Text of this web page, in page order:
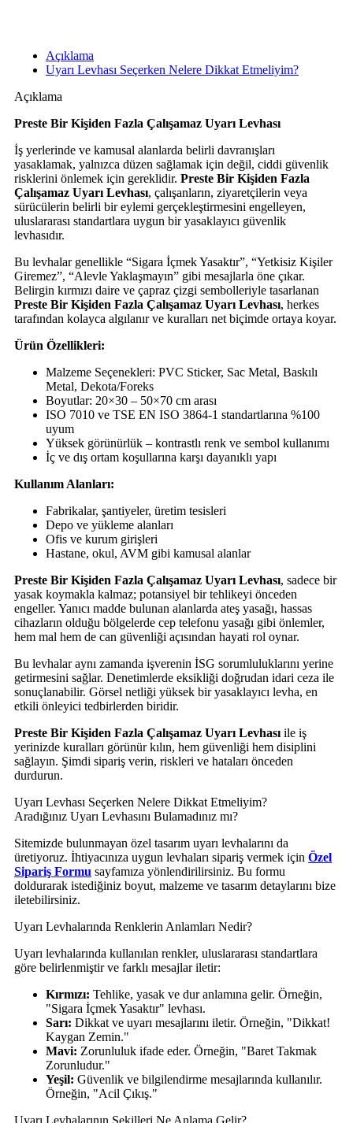
Açıklama
Uyarı Levhası Seçerken Nelere Dikkat Etmeliyim?
Açıklama
Preste Bir Kişiden Fazla Çalışamaz Uyarı Levhası
İş yerlerinde ve kamusal alanlarda belirli davranışları
yasaklamak, yalnızca düzen sağlamak için değil, ciddi güvenlik
risklerini önlemek için gereklidir. Preste Bir Kişiden Fazla
Çalışamaz Uyarı Levhası, çalışanların, ziyaretçilerin veya
sürücülerin belirli bir eylemi gerçekleştirmesini engelleyen,
uluslararası standartlara uygun bir yasaklayıcı güvenlik
levhasıdır.
Bu levhalar genellikle “Sigara İçmek Yasaktır”, “Yetkisiz Kişiler
Giremez”, “Alevle Yaklaşmayın” gibi mesajlarla öne çıkar.
Belirgin kırmızı daire ve çapraz çizgi sembolleriyle tasarlanan
Preste Bir Kişiden Fazla Çalışamaz Uyarı Levhası, herkes
tarafından kolayca algılanır ve kuralları net biçimde ortaya koyar.
Ürün Özellikleri:
Malzeme Seçenekleri: PVC Sticker, Sac Metal, Baskılı
Metal, Dekota/Foreks
Boyutlar: 20×30 – 50×70 cm arası
ISO 7010 ve TSE EN ISO 3864-1 standartlarına %100
uyum
Yüksek görünürlük – kontrastlı renk ve sembol kullanımı
İç ve dış ortam koşullarına karşı dayanıklı yapı
Kullanım Alanları:
Fabrikalar, şantiyeler, üretim tesisleri
Depo ve yükleme alanları
Ofis ve kurum girişleri
Hastane, okul, AVM gibi kamusal alanlar
Preste Bir Kişiden Fazla Çalışamaz Uyarı Levhası, sadece bir
yasak koymakla kalmaz; potansiyel bir tehlikeyi önceden
engeller. Yanıcı madde bulunan alanlarda ateş yasağı, hassas
cihazların olduğu bölgelerde cep telefonu yasağı gibi önlemler,
hem mal hem de can güvenliği açısından hayati rol oynar.
Bu levhalar aynı zamanda işverenin İSG sorumluluklarını yerine
getirmesini sağlar. Denetimlerde eksikliği doğrudan idari ceza ile
sonuçlanabilir. Görsel netliği yüksek bir yasaklayıcı levha, en
etkili önleyici tedbirlerden biridir.
Preste Bir Kişiden Fazla Çalışamaz Uyarı Levhasıile iş
yerinizde kuralları görünür kılın, hem güvenliği hem disiplini
sağlayın. Şimdi sipariş verin, riskleri ve hataları önceden
durdurun.
Uyarı Levhası Seçerken Nelere Dikkat Etmeliyim?
Aradığınız Uyarı Levhasını Bulamadınız mı?
Sitemizde bulunmayan özel tasarım uyarı levhalarını da
üretiyoruz. İhtiyacınıza uygun levhaları sipariş vermek için Özel
Sipariş Formu sayfamıza yönlendirilirsiniz. Bu formu
doldurarak istediğiniz boyut, malzeme ve tasarım detaylarını bize
iletebilirsiniz.
Uyarı Levhalarında Renklerin Anlamları Nedir?
Uyarı levhalarında kullanılan renkler, uluslararası standartlara
göre belirlenmiştir ve farklı mesajlar iletir:
Kırmızı: Tehlike, yasak ve dur anlamına gelir. Örneğin,
"Sigara İçmek Yasaktır" levhası.
Sarı: Dikkat ve uyarı mesajlarını iletir. Örneğin, "Dikkat!
Kaygan Zemin."
Mavi: Zorunluluk ifade eder. Örneğin, "Baret Takmak
Zorunludur."
Yeşil: Güvenlik ve bilgilendirme mesajlarında kullanılır.
Örneğin, "Acil Çıkış."